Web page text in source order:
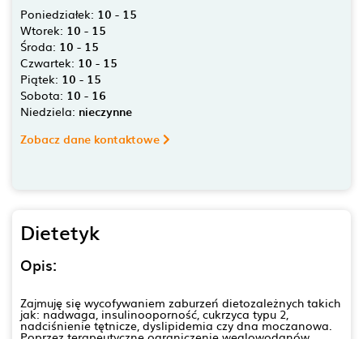
Poniedziałek: 10 - 15
Wtorek: 10 - 15
Środa: 10 - 15
Czwartek: 10 - 15
Piątek: 10 - 15
Sobota: 10 - 16
Niedziela: nieczynne
Zobacz dane kontaktowe
Dietetyk
Opis:
Zajmuję się wycofywaniem zaburzeń dietozależnych takich
jak: nadwaga, insulinooporność, cukrzyca typu 2,
nadciśnienie tętnicze, dyslipidemia czy dna moczanowa.